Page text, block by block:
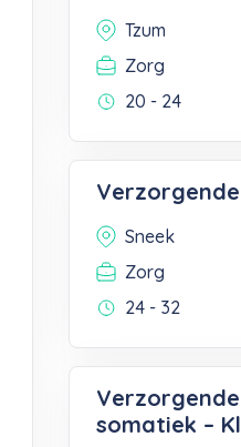
Tzum
Zorg
20 - 24
Verzorgende
Sneek
Zorg
24 - 32
Verzorgende
somatiek –